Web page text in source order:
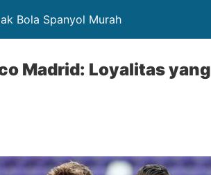
Bola Spanyol Murah
Madrid: Loyalitas